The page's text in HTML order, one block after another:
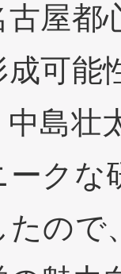
古屋都
成可能
中島壮
ークな
たので